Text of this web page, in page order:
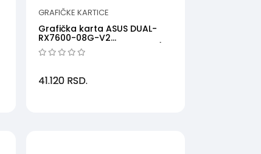
GRAFIČKE KARTICE
Grafička karta ASUS DUAL-
RX7600-08G-V2
AMD8GBGDDR6128bitcrna' (
'D...
41.120 RSD.